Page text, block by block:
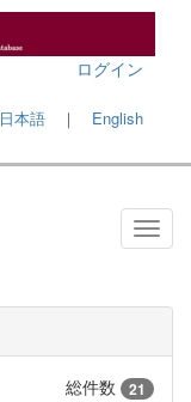
ログイン
日本語 ｜ English
総件数 21